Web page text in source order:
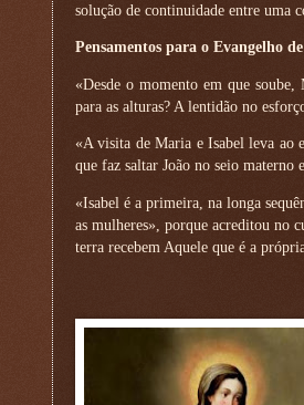
solução de continuidade entre uma
Pensamentos para o Evangelho
«Desde o momento em que
para as alturas? A lentidão no
«A visita de Maria e Isabel leva ao
que faz saltar João no seio
«Isabel é a primeira, na longa
as mulheres», porque acreditou no
terra recebem Aquele que é a